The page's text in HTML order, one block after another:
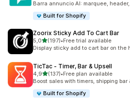
Barra annuncio AI: marquee,
Built for Shopify
Zoorix Sticky Add To Cart Bar
5,0stelle su 5
(197)
197 recensioni totali
•Free trial available
Display sticky add to cart bar on the
TicTac ‑ Timer, Bar & Upsell
4,9stelle su 5
(137)
137 recensioni totali
•Free plan available
Boost sales with timers, shipping bar
Built for Shopify